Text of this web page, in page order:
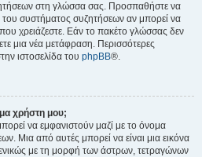
στη γλώσσα σας. Προσπαθήστε να
του συστήματος συζητήσεων αν μπορεί να
χρειάζεστε. Εάν το πακέτο γλώσσας δεν
μια νέα μετάφραση. Περισσότερες
ιστοσελίδα του phpBB®.
χρήστη μου;
να εμφανιστούν μαζί με το όνομα
Μια από αυτές μπορεί να είναι μια εικόνα
με τη μορφή των άστρων, τετραγώνων